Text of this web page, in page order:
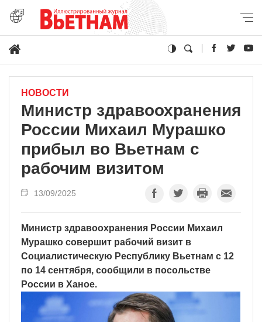
НОВОСТИ
Министр здравоохранения
России Михаил Мурашко
прибыл во Вьетнам с
рабочим визитом
13/09/2025
Министр здравоохранения России Михаил
Мурашко совершит рабочий визит в
Социалистическую Республику Вьетнам с 12
по 14 сентября, сообщили в посольстве
России в Ханое.